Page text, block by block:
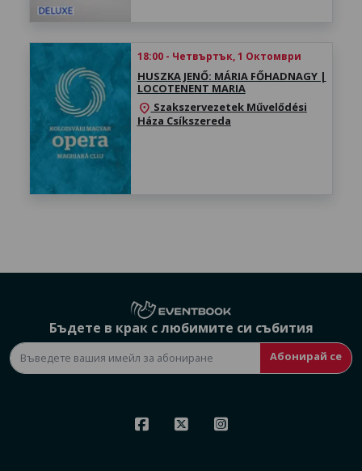
18:00 - Четвъртък, 1 Октомври
HUSZKA JENŐ: MÁRIA FŐHADNAGY |
LOCOTENENT MARIA
location_on Szakszervezetek Művelődési
Háza Csíkszereda
Бъдете в крак с любимите си събития
Абонирай се